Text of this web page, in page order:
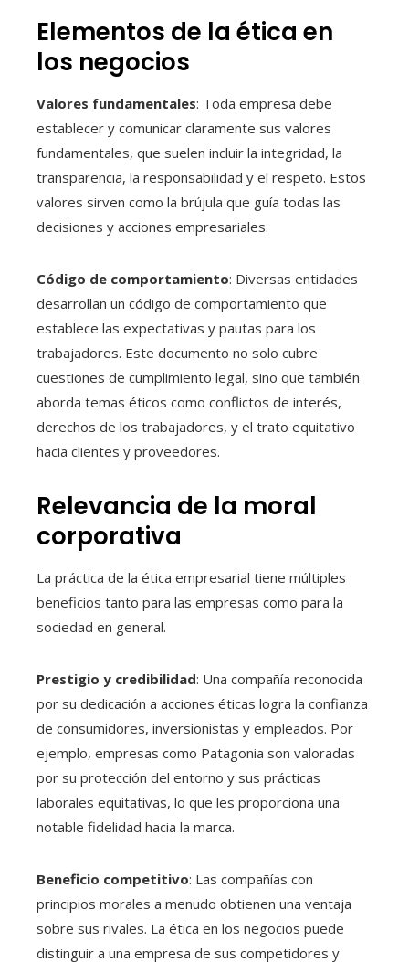
Elementos de la ética en
los negocios
Valores fundamentales: Toda empresa debe
establecer y comunicar claramente sus valores
fundamentales, que suelen incluir la integridad, la
transparencia, la responsabilidad y el respeto. Estos
valores sirven como la brújula que guía todas las
decisiones y acciones empresariales.
Código de comportamiento: Diversas entidades
desarrollan un código de comportamiento que
establece las expectativas y pautas para los
trabajadores. Este documento no solo cubre
cuestiones de cumplimiento legal, sino que también
aborda temas éticos como conflictos de interés,
derechos de los trabajadores, y el trato equitativo
hacia clientes y proveedores.
Relevancia de la moral
corporativa
La práctica de la ética empresarial tiene múltiples
beneficios tanto para las empresas como para la
sociedad en general.
Prestigio y credibilidad: Una compañía reconocida
por su dedicación a acciones éticas logra la confianza
de consumidores, inversionistas y empleados. Por
ejemplo, empresas como Patagonia son valoradas
por su protección del entorno y sus prácticas
laborales equitativas, lo que les proporciona una
notable fidelidad hacia la marca.
Beneficio competitivo: Las compañías con
principios morales a menudo obtienen una ventaja
sobre sus rivales. La ética en los negocios puede
distinguir a una empresa de sus competidores y